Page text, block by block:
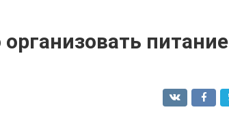
питание